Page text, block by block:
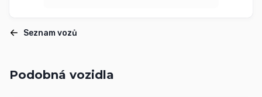
Seznam vozů
Podobná vozidla